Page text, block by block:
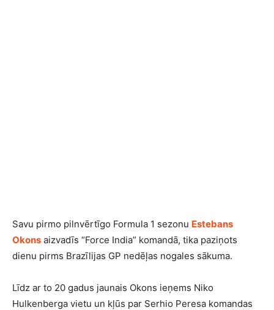
Savu pirmo pilnvērtīgo Formula 1 sezonu Estebans
Okons aizvadīs “Force India” komandā, tika paziņots
dienu pirms Brazīlijas GP nedēļas nogales sākuma.
Līdz ar to 20 gadus jaunais Okons ieņems Niko
Hulkenberga vietu un kļūs par Serhio Peresa komandas